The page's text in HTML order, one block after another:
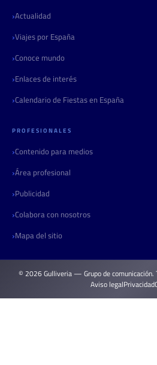
Actualidad
Viajes por España
Conoce mundo
Enlaces de interés
Calendario de Fiestas en España
PROFESIONALES
Contenido para medios
Área profesional
Publicidad
Colabora con nosotros
Mapa del sitio
© 2026 Gulliveria — Grupo de comunicación.
Aviso legalPrivacidad